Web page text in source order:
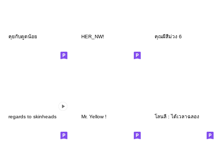
คุยกับตูดน้อย HER_NW! คุณผีสีม่วง 6
regards to skinheads Mr. Yellow ! โลนลี่ : ได้เวลาฉลอง